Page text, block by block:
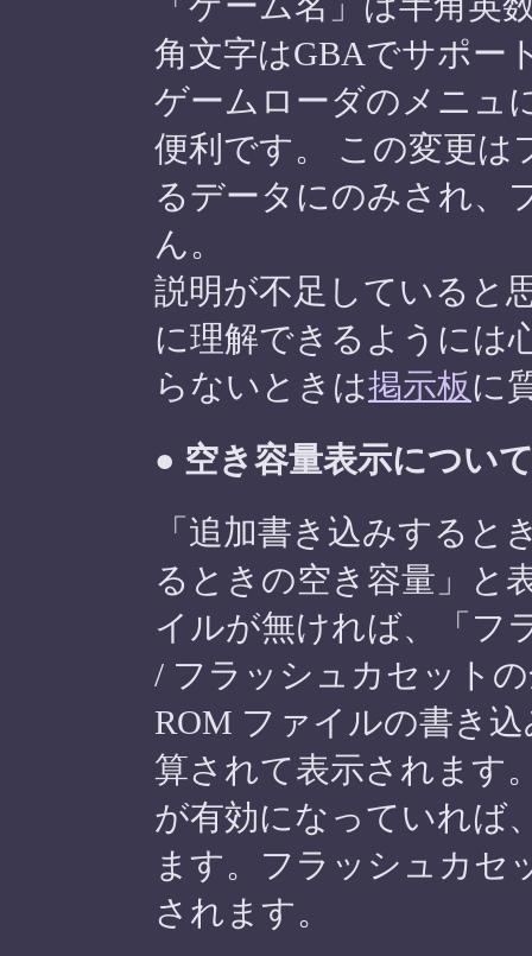
角文字はGBAでサポー
ゲームローダのメニュ
便利です。 この変更は
るデータにのみされ、
ん。
説明が不足していると
に理解できるようには
らないときは掲示板に
● 空き容量表示につい
「追加書き込みすると
るときの空き容量」と
イルが無ければ、「フ
/ フラッシュカセット
ROM ファイルの書き
算されて表示されます
が有効になっていれば
ます。フラッシュカセ
されます。